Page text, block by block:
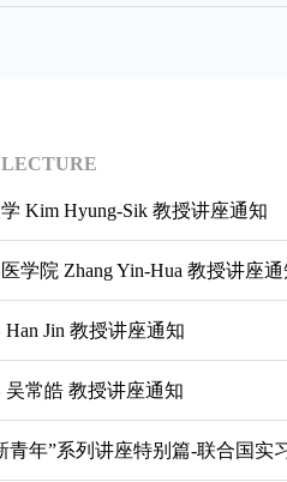
Kim Hyung-Sik 教授讲座通知
学院 Zhang Yin-Hua 教授讲座
Jin 教授讲座通知
吴常皓 教授讲座通知